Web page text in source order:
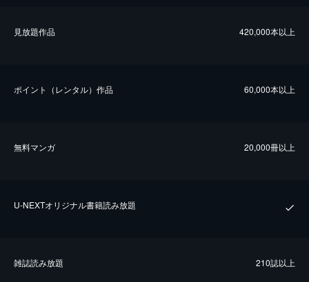
⾒放題作品 420,000本以上
ポイント（レンタル）作品 60,000本以上
無料マンガ 20,000冊以上
U-NEXTオリジナル書籍読み放題
雑誌読み放題 210誌以上